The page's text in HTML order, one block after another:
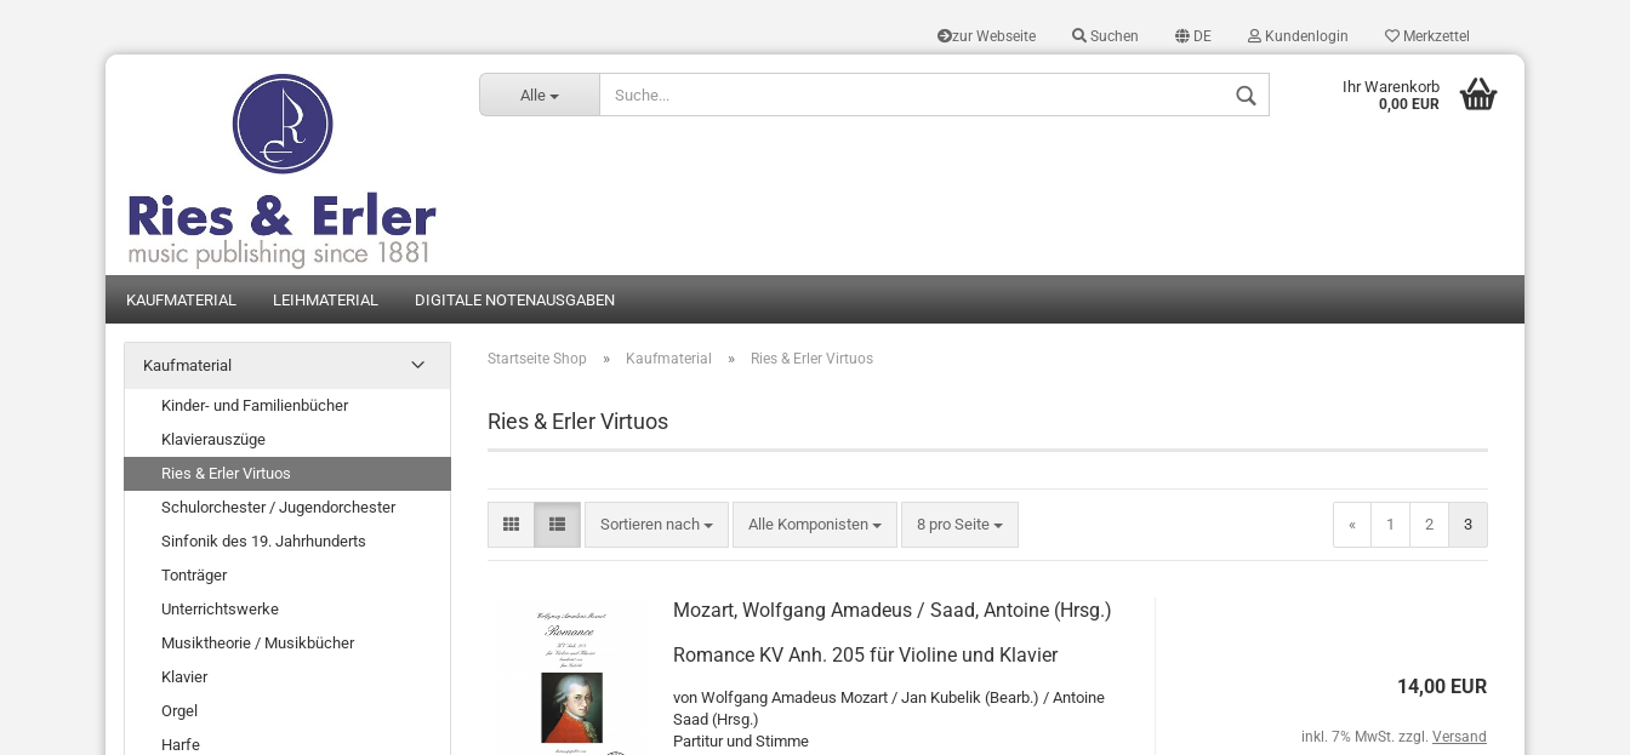
zur Webseite Suchen DE Kundenlogin Merkzettel
Alle Ihr Warenkorb
0,00 EUR
KAUFMATERIAL LEIHMATERIAL DIGITALE NOTENAUSGABEN
Startseite Shop » Kaufmaterial » Ries & Erler Virtuos
Ries & Erler Virtuos
Sortieren nach Alle Komponisten 8 pro Seite « 1 2 3
Mozart, Wolfgang Amadeus / Saad, Antoine (Hrsg.)
Romance KV Anh. 205 für Violine und Klavier
von Wolfgang Amadeus Mozart / Jan Kubelik (Bearb.) / Antoine
Saad (Hrsg.)
Partitur und Stimme
14,00 EUR
inkl. 7% MwSt. zzgl. Versand
Kaufmaterial
Kinder- und Familienbücher
Klavierauszüge
Ries & Erler Virtuos
Schulorchester / Jugendorchester
Sinfonik des 19. Jahrhunderts
Tonträger
Unterrichtswerke
Musiktheorie / Musikbücher
Klavier
Orgel
Harfe